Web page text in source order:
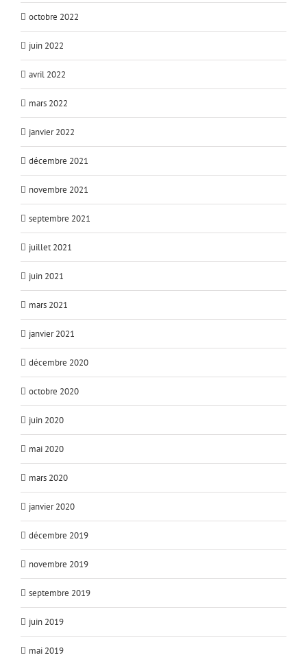
octobre 2022
juin 2022
avril 2022
mars 2022
janvier 2022
décembre 2021
novembre 2021
septembre 2021
juillet 2021
juin 2021
mars 2021
janvier 2021
décembre 2020
octobre 2020
juin 2020
mai 2020
mars 2020
janvier 2020
décembre 2019
novembre 2019
septembre 2019
juin 2019
mai 2019